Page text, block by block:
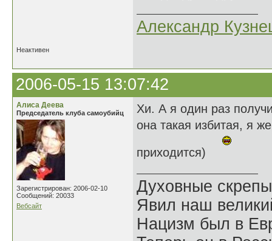
Александр
Неактивен
2006-05-15 13:07:42
Алиса Деева
Председатель клуба самоубийц
Зарегистрирован: 2006-02-10
Сообщений: 20033
Вебсайт
Хи. А я один раз
она такая избитая, я
приходится)
Духовные
Явил наш
Нацизм был в